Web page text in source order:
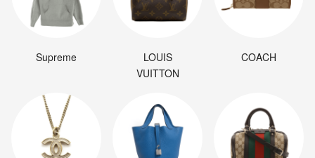
Supreme
LOUIS
VUITTON
COACH